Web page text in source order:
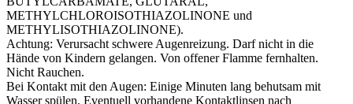
METHYLCHLOROISOTHIAZOLINONE und
METHYLISOTHIAZOLINONE).
Achtung: Verursacht schwere Augenreizung. Darf nicht in die
Hände von Kindern gelangen. Von offener Flamme fernhalten.
Nicht Rauchen.
Bei Kontakt mit den Augen: Einige Minuten lang behutsam mit
Wasser spülen. Eventuell vorhandene Kontaktlinsen nach